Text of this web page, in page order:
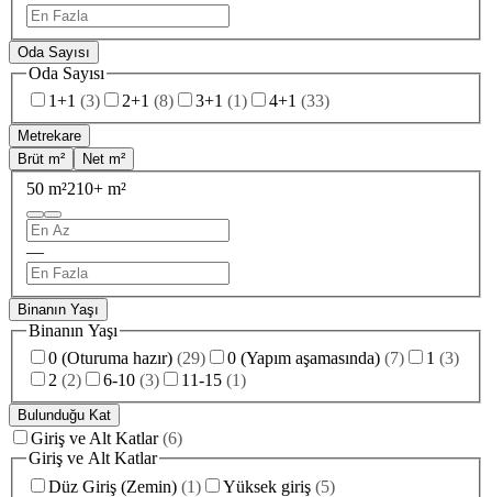
Oda Sayısı
Oda Sayısı
1+1 (3) 2+1 (8) 3+1 (1) 4+1 (33)
Metrekare
Brüt m²
Net m²
50 m²210+ m²
—
Binanın Yaşı
Binanın Yaşı
0 (Oturuma hazır) (29) 0 (Yapım aşamasında) (7) 1 (3)
2 (2) 6-10 (3) 11-15 (1)
Bulunduğu Kat
Giriş ve Alt Katlar (6)
Giriş ve Alt Katlar
Düz Giriş (Zemin) (1) Yüksek giriş (5)